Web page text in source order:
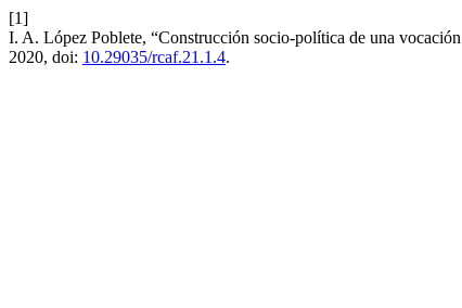
[1]
I. A. López Poblete, “Construcción socio-política de una
2020, doi: 10.29035/rcaf.21.1.4.